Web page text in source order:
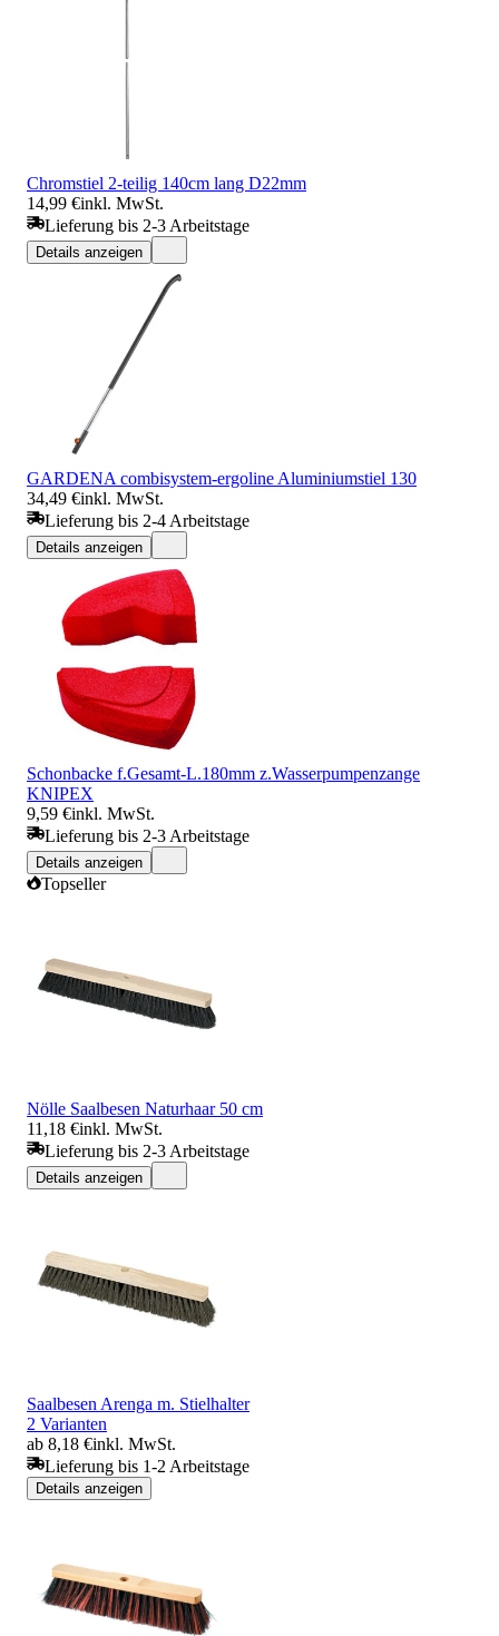
Chromstiel 2-teilig 140cm lang D22mm
14,99 €inkl. MwSt.
Lieferung bis 2-3 Arbeitstage
Details anzeigen
GARDENA combisystem-ergoline Aluminiumstiel 130
34,49 €inkl. MwSt.
Lieferung bis 2-4 Arbeitstage
Details anzeigen
Schonbacke f.Gesamt-L.180mm z.Wasserpumpenzange
KNIPEX
9,59 €inkl. MwSt.
Lieferung bis 2-3 Arbeitstage
Details anzeigen
Topseller
Nölle Saalbesen Naturhaar 50 cm
11,18 €inkl. MwSt.
Lieferung bis 2-3 Arbeitstage
Details anzeigen
Saalbesen Arenga m. Stielhalter
2 Varianten
ab 8,18 €inkl. MwSt.
Lieferung bis 1-2 Arbeitstage
Details anzeigen